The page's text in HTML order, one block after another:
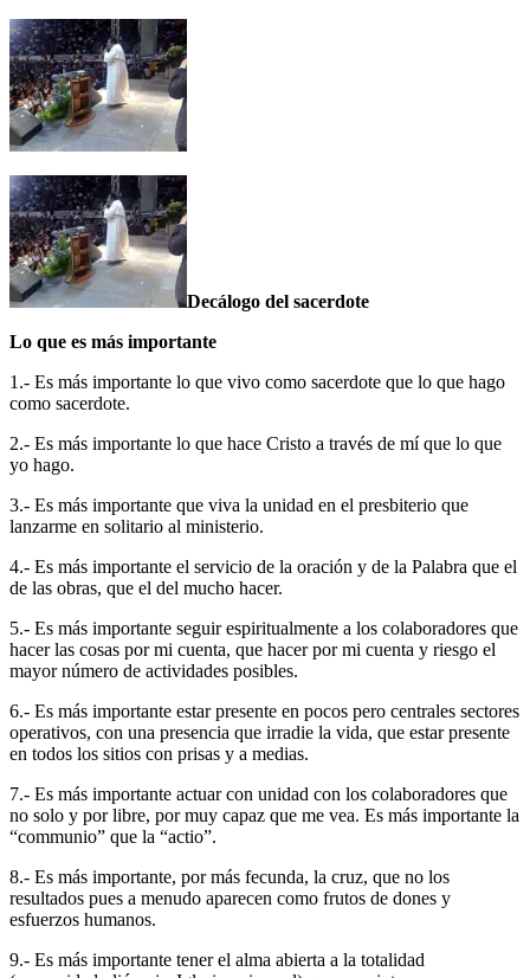
Decálogo del sacerdote
Lo que es más importante
1.- Es más importante lo que vivo como sacerdote que lo que hago
como sacerdote.
2.- Es más importante lo que hace Cristo a través de mí que lo que
yo hago.
3.- Es más importante que viva la unidad en el presbiterio que
lanzarme en solitario al ministerio.
4.- Es más importante el servicio de la oración y de la Palabra que el
de las obras, que el del mucho hacer.
5.- Es más importante seguir espiritualmente a los colaboradores que
hacer las cosas por mi cuenta, que hacer por mi cuenta y riesgo el
mayor número de actividades posibles.
6.- Es más importante estar presente en pocos pero centrales sectores
operativos, con una presencia que irradie la vida, que estar presente
en todos los sitios con prisas y a medias.
7.- Es más importante actuar con unidad con los colaboradores que
no solo y por libre, por muy capaz que me vea. Es más importante la
“communio” que la “actio”.
8.- Es más importante, por más fecunda, la cruz, que no los
resultados pues a menudo aparecen como frutos de dones y
esfuerzos humanos.
9.- Es más importante tener el alma abierta a la totalidad